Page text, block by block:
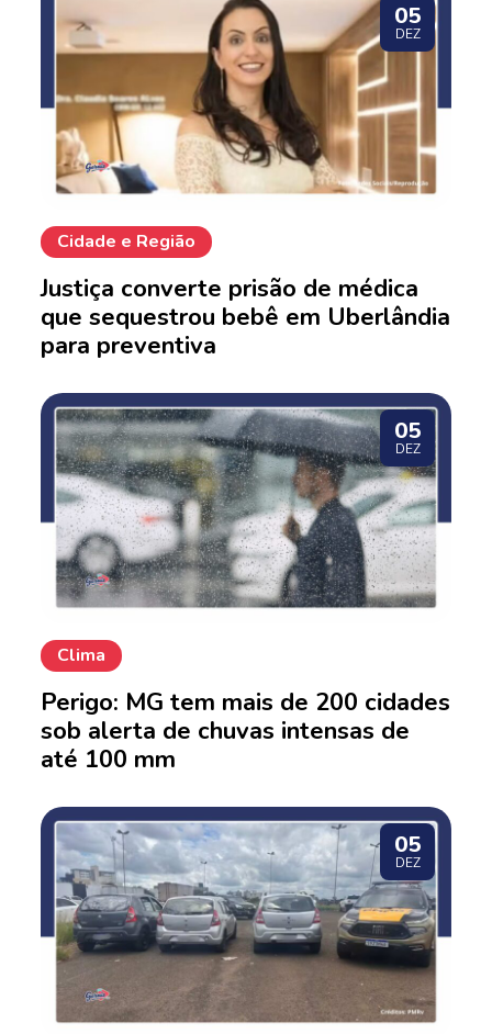
05
DEZ
Cidade e Região
Justiça converte prisão de médica
que sequestrou bebê em Uberlândia
para preventiva
05
DEZ
Clima
Perigo: MG tem mais de 200 cidades
sob alerta de chuvas intensas de
até 100 mm
05
DEZ